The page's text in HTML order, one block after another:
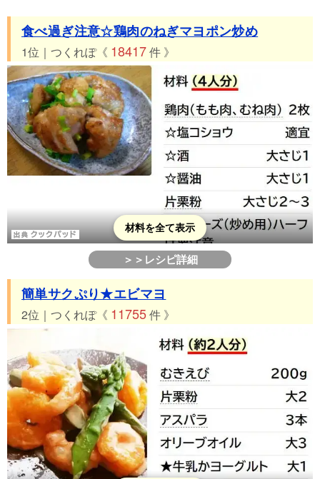
39位 つくれぽ1757件 簡単美味しい！鮭としめじのマヨソース
和え
40位 つくれぽ1740件 鮭☆みそマヨ焼き
41位 つくれぽ1715件 しめじとマヨネーズの美味しいパスタ！
42位 つくれぽ1714件 ハマる*こんにゃくの照リ焼きマヨネーズ
43位 つくれぽ1712件 しいたけの☆にんにくマヨみそ焼き
44位 つくれぽ1655件 ホクホクそら豆と新玉ねぎのチーズ焼き
♪
46位 つくれぽ1438件 豚バラとズッキーニの簡単★マヨ醤油炒
め
47位 つくれぽ1367件 ズッキーニのおかかマヨわさび
48位 つくれぽ1364件 まるごとしいたけ
49位 つくれぽ1343件 鶏むね肉のみそマヨ焼き
50位 つくれぽ1321件 マヨネーズで♫にんにく醤油炒飯
51位 つくれぽ1274件 キャベツとしめじのマヨポン炒め♡
52位 つくれぽ1222件 弁当に◎簡単♪豚バラと大根のオイマヨ
炒め
53位 つくれぽ1206件 エビマヨwithブロッコリー
54位 つくれぽ1093件 ✿牡蠣のマヨ味噌ホイル焼き✿
55位 つくれぽ1037件 ■絶対旨い！豚肉と玉ねぎのマヨ生姜焼
き■
56位 つくれぽ1005件 春菊の★ツナマヨ和え～♪
食べ過ぎ注意☆鶏肉のねぎマヨポン炒め
1位｜つくれぽ《 18417件 》
材料を全て表示
＞＞レシピ詳細
簡単サクぷり★エビマヨ
2位｜つくれぽ《 11755件 》